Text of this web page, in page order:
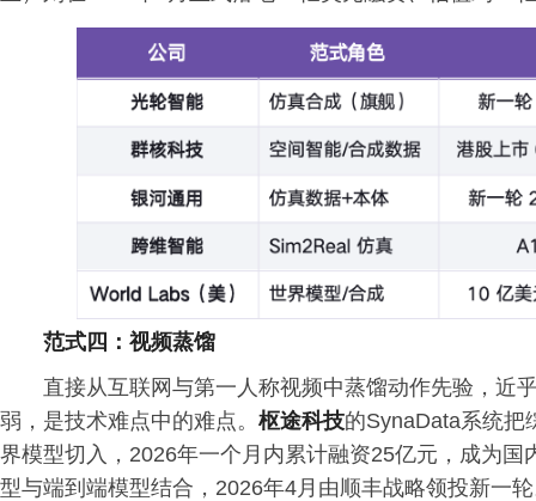
范式四：视频蒸馏
直接从互联网与第一人称视频中蒸馏动作先验，近
弱，是技术难点中的难点。 枢途科技的SynaData系统把
界模型切入，2026年一个月内累计融资25亿元，成为国
型与端到端模型结合，2026年4月由顺丰战略领投新一